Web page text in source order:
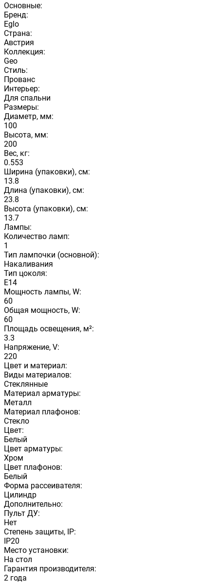
Основные:
Бренд:
Eglo
Страна:
Австрия
Коллекция:
Geo
Стиль:
Прованс
Интерьер:
Для спальни
Размеры:
Диаметр, мм:
100
Высота, мм:
200
Вес, кг:
0.553
Ширина (упаковки), см:
13.8
Длина (упаковки), см:
23.8
Высота (упаковки), см:
13.7
Лампы:
Количество ламп:
1
Тип лампочки (основной):
Накаливания
Тип цоколя:
E14
Мощность лампы, W:
60
Общая мощность, W:
60
Площадь освещения, м²:
3.3
Напряжение, V:
220
Цвет и материал:
Виды материалов:
Стеклянные
Материал арматуры:
Металл
Материал плафонов:
Стекло
Цвет:
Белый
Цвет арматуры:
Хром
Цвет плафонов:
Белый
Форма рассеивателя:
Цилиндр
Дополнительно:
Пульт ДУ:
Нет
Степень защиты, IP:
IP20
Место установки:
На стол
Гарантия производителя:
2 года